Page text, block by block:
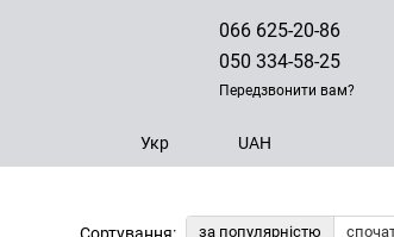
066 625-20-86
050 334-58-25
Передзвонити вам?
Укр UAH
Сортування: за популярністю